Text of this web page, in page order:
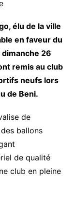
élu de la ville
en faveur du
dimanche 26
remis au club
neufs lors
de Beni.
de
ballons
de qualité
club en pleine